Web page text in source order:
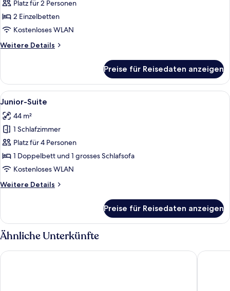
Doppel-
oder
-
anzeigen
Platz für 2 Personen
2 Einzelbetten
Kostenloses WLAN
Weitere Details
Weitere
Doppel-
oder
-
Preise für Reisedaten anzeigen
Alle
Fotos
für
Junior-
Suite
anzeigen
Ein Hotelzimmer mit einem großen
9
Junior-Suite
44 m²
1 Schlafzimmer
Platz für 4 Personen
1 Doppelbett und 1 grosses Schlafsofa
Kostenloses WLAN
Weitere Details
Weitere
Suite
Preise für Reisedaten anzeigen
Ähnliche Unterkünfte
Hotel Blumenstein Hotel